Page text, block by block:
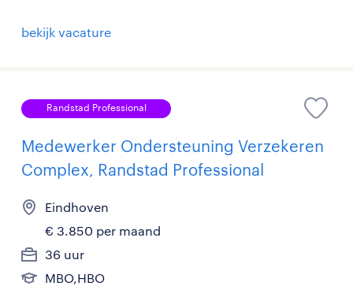
bekijk vacature
Randstad Professional
Medewerker Ondersteuning Verzekeren
Complex, Randstad Professional
Eindhoven
€ 3.850 per maand
36 uur
MBO,HBO